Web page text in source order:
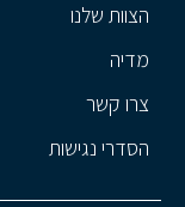
הצוות שלנו
מדיה
צרו קשר
הסדרי נגישות